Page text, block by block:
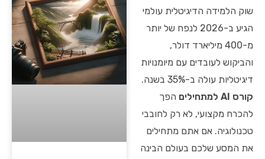
שוק הלמידה הדיגיטלית עולמי
הגיע ב-2026 לנפח של יותר
מ-400 מיליארד דולר,
והביקוש לעובדים עם מיומנויות
דיגיטליות עולה ב-35% בשנה.
קורס AI למתחילים
הפך
להכרח מקצועי, לא רק לחובבי
טכנולוגיה. אם אתם מתחילים
את המסע שלכם בעולם הבינה